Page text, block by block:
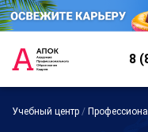
8
Учебный центр /